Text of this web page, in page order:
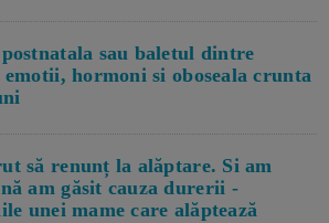
sau baletul dintre
emotii, hormoni si oboseala crunta
să renunț la alăptare. Si am
am găsit cauza durerii -
unei mame care alăptează